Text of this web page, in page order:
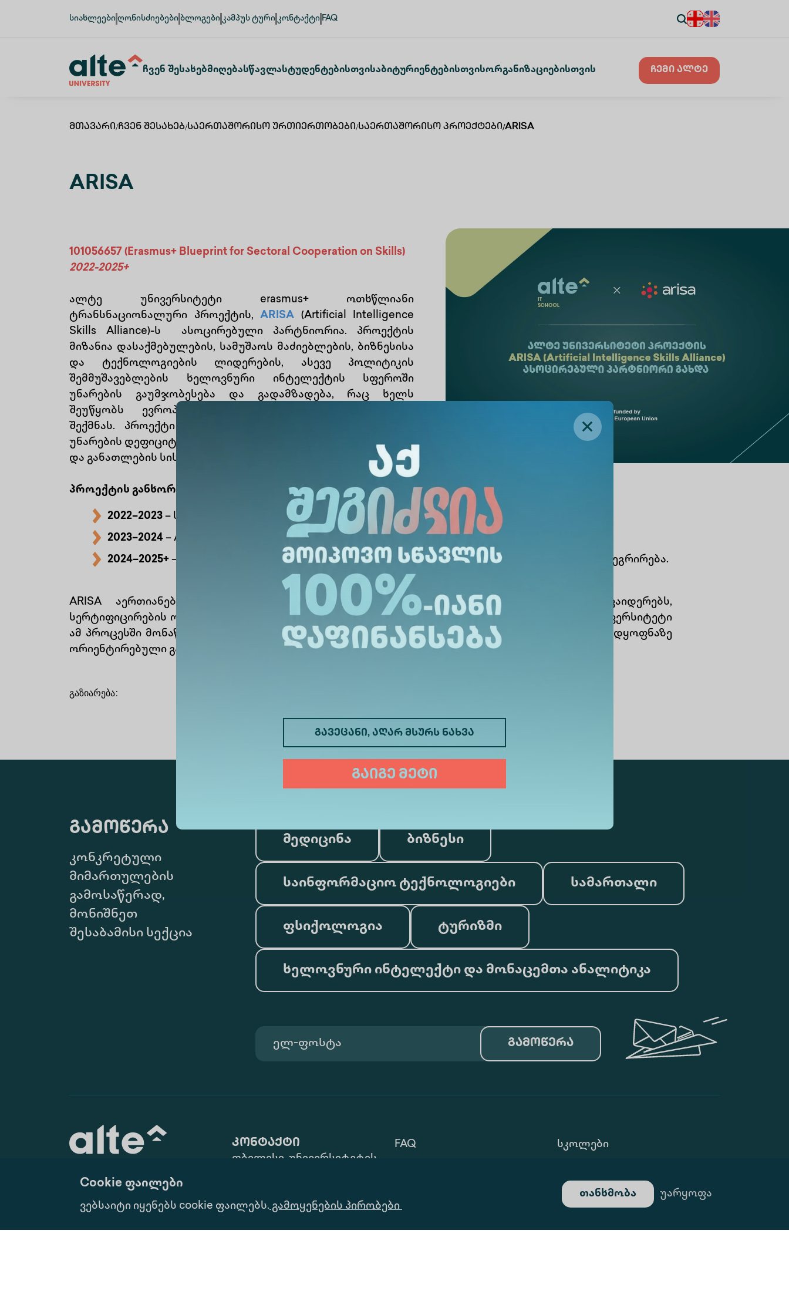
Cookie ფაილები
ვებსაიტი იყენებს cookie ფაილებს. გამოყენების პირობები
უარყოფა
თანხმობა
სიახლეები ღონისძიებები ბლოგები კამპუს ტური კონტაქტი FAQ
Ჩვენ ᲨესახებᲛიღებაᲡწავლაᲡტუდენტებისთვისᲐბიტურიენტებისთვისᲝრგანიზაციებისთვის ჩემი ალტე
გავეცანი, აღარ მსურს ნახვა
გაიგე მეტი
Მთავარი/Ჩვენ Შესახებ/Საერთაშორისო Ურთიერთობები/Საერთაშორისო Პროექტები/ARISA
ARISA
101056657 (Erasmus+ Blueprint for Sectoral Cooperation on Skills)
2022-2025+
ალტე უნივერსიტეტი erasmus+ ოთხწლიანი
ტრანსნაციონალური პროექტის,ARISA
(Artificial Intelligence
Skills Alliance)-ს ასოცირებული პარტნიორია. პროექტის
მიზანია დასაქმებულების, სამუშაოს მაძიებლების, ბიზნესისა
და ტექნოლოგიების ლიდერების, ასევე პოლიტიკის
შემმუშავებლების ხელოვნური ინტელექტის სფეროში
უნარების გაუმჯობესება და გადამზადება, რაც ხელს
შეუწყობს ევროპაში ახალი ბიზნესშესაძლებლობების
შექმნას. პროექტი ემსახურება AI-ის სფეროში არსებული
უნარების დეფიციტის შემცირებას და ახალი თაობის ცოდნისა
და განათლების სისტემის ჩამოყალიბებას.
პროექტის განხორციელების ძირითადი ეტაპები მოიცავს:
2022–2023 – საჭიროებების ანალიზი და ევროპის AI უნარების სტრატეგიის შექმნა;
2023–2024 – AI უნარების სასწავლო პროგრამებისა და სერტიფიკაციის ჩარჩოს შემუშავება;
2024–2025+ – სასწავლო კურსების საპილოტე განხორციელება და პროექტის შედეგების ინტეგრირება.
ARISA აერთიანებს წამყვან ICT ორგანიზაციებს, განათლებისა და ტრენინგის პროვაიდერებს,
სერტიფიცირების ორგანოებსა და ინდუსტრიის ფართო სპექტრის წარმომადგენლებს. ალტე უნივერსიტეტი
ამ პროცესში მონაწილეობს და ხელს უწყობს ინკლუზიური, ინოვაციური და მომავლისთვის მზადყოფნაზე
ორიენტირებული განათლების განვითარებას.
გაზიარება:
გამოწერა
კონკრეტული
მიმართულების
გამოსაწერად,
მონიშნეთ
შესაბამისი სექცია
მედიცინა ბიზნესი
საინფორმაციო ტექნოლოგიები სამართალი
ფსიქოლოგია ტურიზმი
ხელოვნური ინტელექტი და მონაცემთა ანალიტიკა
გამოწერა
განვითარებისათვის
კონტაქტი
თბილისი, უნივერსიტეტის
info@alte.edu.ge
FAQ Სკოლები
Მოთხოვნა
Გალერეა